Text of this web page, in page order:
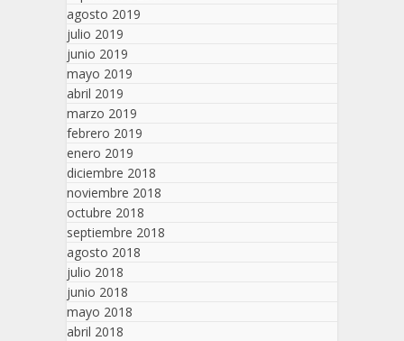
agosto 2019
julio 2019
junio 2019
mayo 2019
abril 2019
marzo 2019
febrero 2019
enero 2019
diciembre 2018
noviembre 2018
octubre 2018
septiembre 2018
agosto 2018
julio 2018
junio 2018
mayo 2018
abril 2018